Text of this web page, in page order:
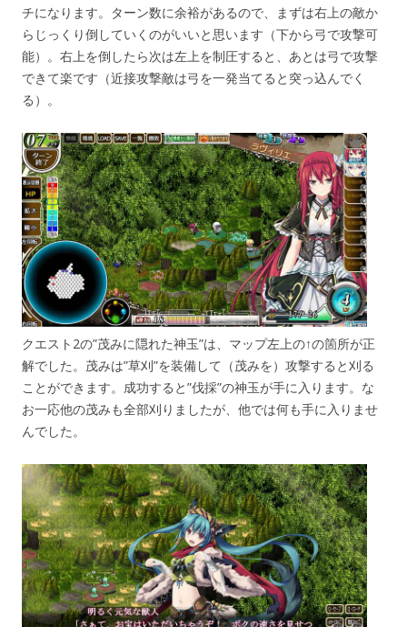
チになります。ターン数に余裕があるので、まずは右上の敵か
らじっくり倒していくのがいいと思います（下から弓で攻撃可
能）。右上を倒したら次は左上を制圧すると、あとは弓で攻撃
できて楽です（近接攻撃敵は弓を一発当てると突っ込んでく
る）。
クエスト2の”茂みに隠れた神玉”は、マップ左上の↑の箇所が正
解でした。茂みは”草刈”を装備して（茂みを）攻撃すると刈る
ことができます。成功すると”伐採”の神玉が手に入ります。な
お一応他の茂みも全部刈りましたが、他では何も手に入りませ
んでした。